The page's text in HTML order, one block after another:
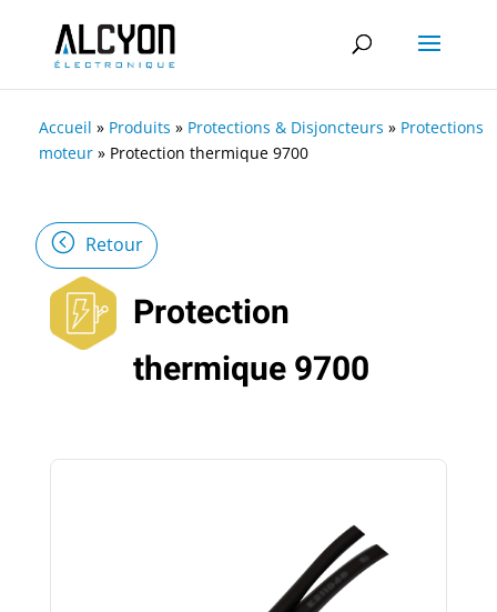
Accueil » Produits » Protections & Disjoncteurs » Protections
moteur » Protection thermique 9700
Retour
Protection
thermique 9700